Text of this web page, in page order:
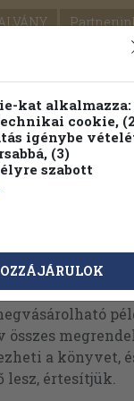
SEGÍTSÉG
fa
összes
a könyvet,
lesz, értesítjük.
kat alkalmazza:
cookie,
igénybe
(3)
szabott